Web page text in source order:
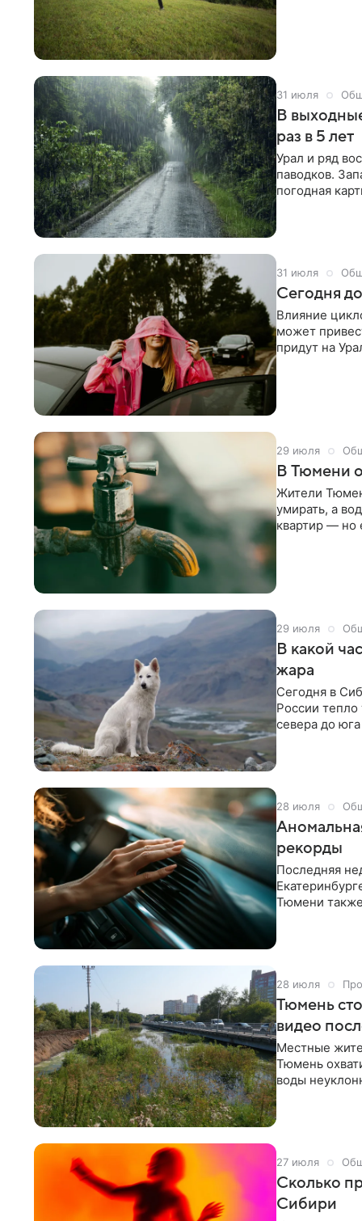
31 июля
В
раз в 5 лет
Урал и ряд
паводков.
погодная
рек почти на
31 июля
Сегодня
Влияние
может
придут на
29 июля
В Тюмени
Жители
умирать, а
квартир — но
29 июля
В какой
жара
Сегодня в
России
севера до
28 июля
рекорды
Последняя
Тюмени
28 июля
Тюмень
видео
Местные
Тюмень
воды
27 июля
Сколько
Сибири